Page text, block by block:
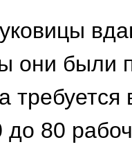
они были
до 80